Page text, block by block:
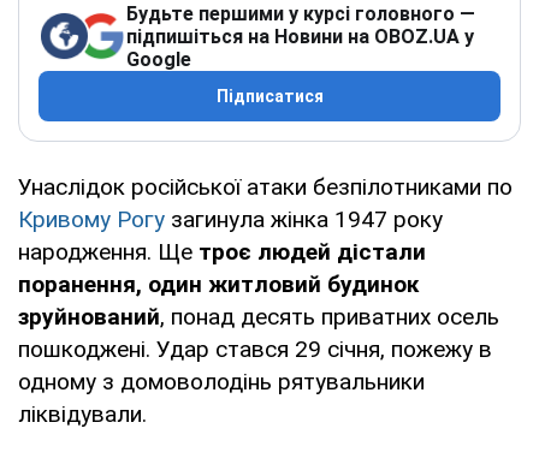
Будьте першими у курсі головного —
підпишіться на Новини на OBOZ.UA у
Google
Підписатися
Унаслідок російської атаки безпілотниками по
Кривому Рогу загинула жінка 1947 року
народження. Ще троє людей дістали
поранення, один житловий будинок
зруйнований, понад десять приватних осель
пошкоджені. Удар стався 29 січня, пожежу в
одному з домоволодінь рятувальники
ліквідували.